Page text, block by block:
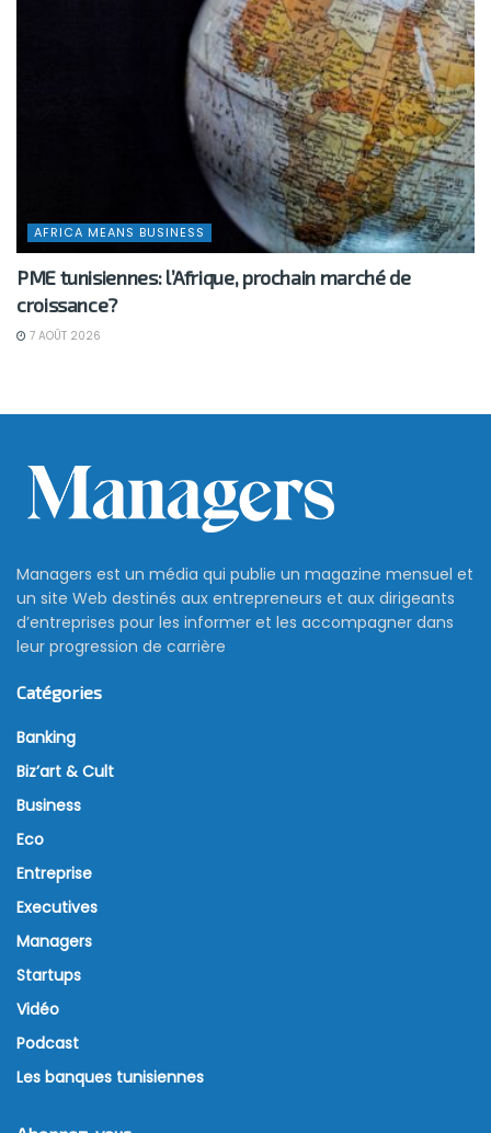
AFRICA MEANS BUSINESS
PME tunisiennes: l’Afrique, prochain marché de
croissance?
7 AOÛT 2026
Managers est un média qui publie un magazine mensuel et
un site Web destinés aux entrepreneurs et aux dirigeants
d’entreprises pour les informer et les accompagner dans
leur progression de carrière
Catégories
Banking
Biz’art & Cult
Business
Eco
Entreprise
Executives
Managers
Startups
Vidéo
Podcast
Les banques tunisiennes